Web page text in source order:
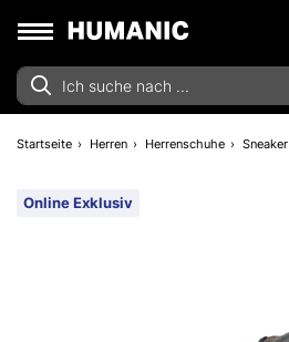
Startseite Herren Herrenschuhe Sneaker
Online Exklusiv